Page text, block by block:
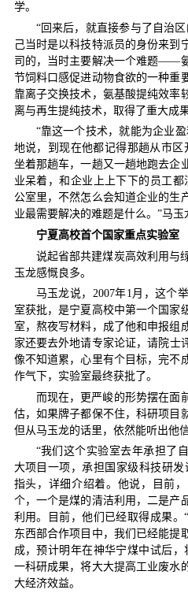
学。
“回来后，就直接参与了自治
己当时是以科技特派员的身份来到
司的，当时主要解决一个难题——
节饲料口感促进动物食欲的一种重
靠离子交换技术，氨基酸提纯效率
离与再生提纯技术，取得了重大成果
“靠这一个技术，就能为企业
地说，到现在他都记得那趟从市区
坐着那趟车，一趟又一趟地跑去企
业呆着，和企业上上下下的员工
公室里，不然怎么会知道企业的生
业最需要解决的难题是什么。”马玉
宁夏高校首个国家重点实验室
说起省部共建煤炭高效利用与
玉龙感慨良多。
马玉龙说，2007年1月，这个
室获批，是宁夏高校中第一个国家
室，熬夜写材料，成了他和申报组
家还要去外地请专家论证，请院
像不知道累，心里有个目标，完不
作气下，实验室最终获批了。
而现在，更严峻的形势摆在面
估，如果牌子都保不住，科研项目
但从马玉龙的话里，依然能听出他信
“我们这个实验室去年承担了
大项目一项，承担国家级科技研
指头，详细介绍着。他说，目前
个，一个是煤的清洁利用，二是产
利用。目前，他们已经取得成果
东西部合作项目中，我们已经能提
成，预计明年在神华宁煤中试后
一科研成果，将大大提高工业废水
大经济效益。